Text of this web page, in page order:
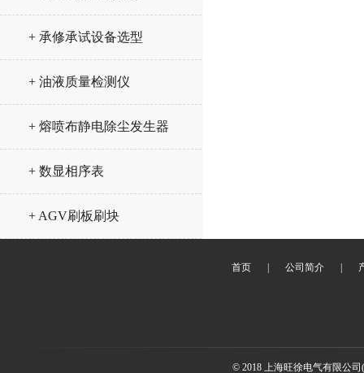
+ 承修承试设备选型
+ 油液质量检测仪
+ 熔喷布静电除尘发生器
+ 数显相序表
+ AGV刷板刷块
首页 公司简介
© 2018 上海旺徐电气有限公司